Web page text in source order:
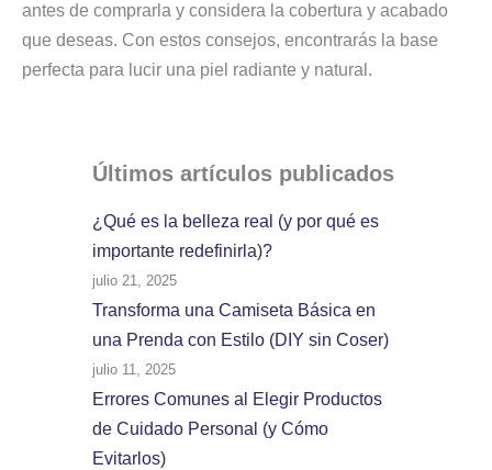
antes de comprarla y considera la cobertura y acabado
que deseas. Con estos consejos, encontrarás la base
perfecta para lucir una piel radiante y natural.
Últimos artículos publicados
¿Qué es la belleza real (y por qué es
importante redefinirla)?
julio 21, 2025
Transforma una Camiseta Básica en
una Prenda con Estilo (DIY sin Coser)
julio 11, 2025
Errores Comunes al Elegir Productos
de Cuidado Personal (y Cómo
Evitarlos)